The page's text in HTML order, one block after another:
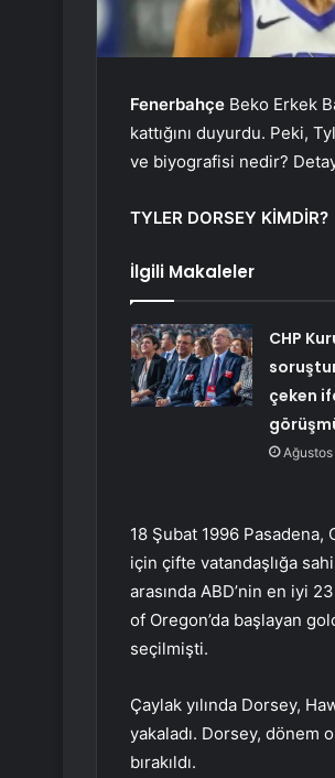
Fenerbahçe Beko Erkek
kattığını duyurdu. Peki,
ve biyografisi nedir?
TYLER DORSEY KİMDİR?
İlgili Makaleler
CHP
çeken
18 Şubat 1996
için çifte vatandaşlığa
arasında ABD’nin en iyi
of Oregon’da başlayan
seçilmişti.
Çaylak yılında Dorsey,
yakaladı. Dorsey, dönem
bırakıldı.